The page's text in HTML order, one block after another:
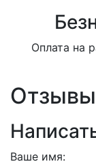
Оплата на
Отзывы
Ваше имя: